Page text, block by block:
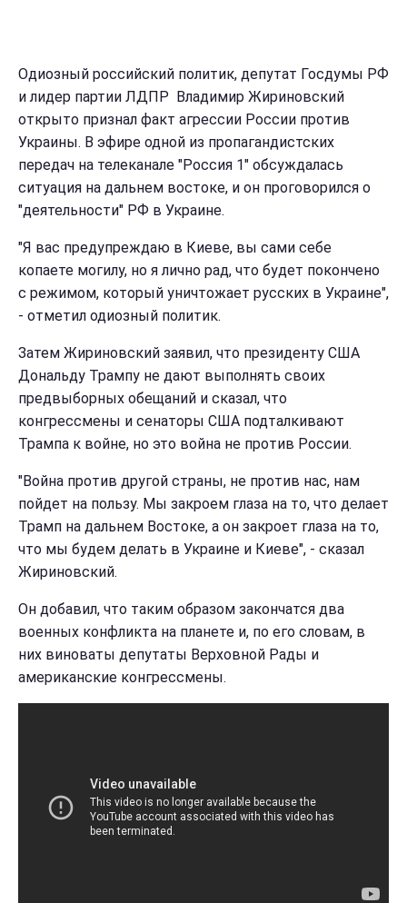
Одиозный российский политик, депутат Госдумы РФ
и лидер партии ЛДПР Владимир Жириновский
открыто признал факт агрессии России против
Украины. В эфире одной из пропагандистских
передач на телеканале "Россия 1" обсуждалась
ситуация на дальнем востоке, и он проговорился о
"деятельности" РФ в Украине.
"Я вас предупреждаю в Киеве, вы сами себе
копаете могилу, но я лично рад, что будет покончено
с режимом, который уничтожает русских в Украине",
- отметил одиозный политик.
Затем Жириновский заявил, что президенту США
Дональду Трампу не дают выполнять своих
предвыборных обещаний и сказал, что
конгрессмены и сенаторы США подталкивают
Трампа к войне, но это война не против России.
"Война против другой страны, не против нас, нам
пойдет на пользу. Мы закроем глаза на то, что делает
Трамп на дальнем Востоке, а он закроет глаза на то,
что мы будем делать в Украине и Киеве", - сказал
Жириновский.
Он добавил, что таким образом закончатся два
военных конфликта на планете и, по его словам, в
них виноваты депутаты Верховной Рады и
американские конгрессмены.